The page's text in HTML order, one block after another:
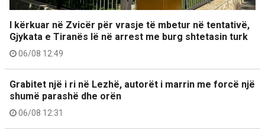
I kërkuar në Zvicër për vrasje të mbetur në tentativë,
Gjykata e Tiranës lë në arrest me burg shtetasin turk
06/08 12:49
Grabitet një i ri në Lezhë, autorët i marrin me forcë një
shumë parashë dhe orën
06/08 12:31